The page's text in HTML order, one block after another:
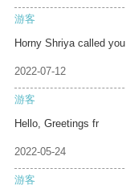
游客
Horny Shriya called you
2022-07-12
游客
Hello, Greetings fr
2022-05-24
游客